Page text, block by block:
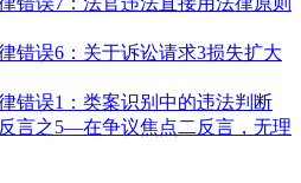
错误6：关于诉讼请求3损失扩大
错误1：类案识别中的违法判断
言之5—在争议焦点二反言，无理